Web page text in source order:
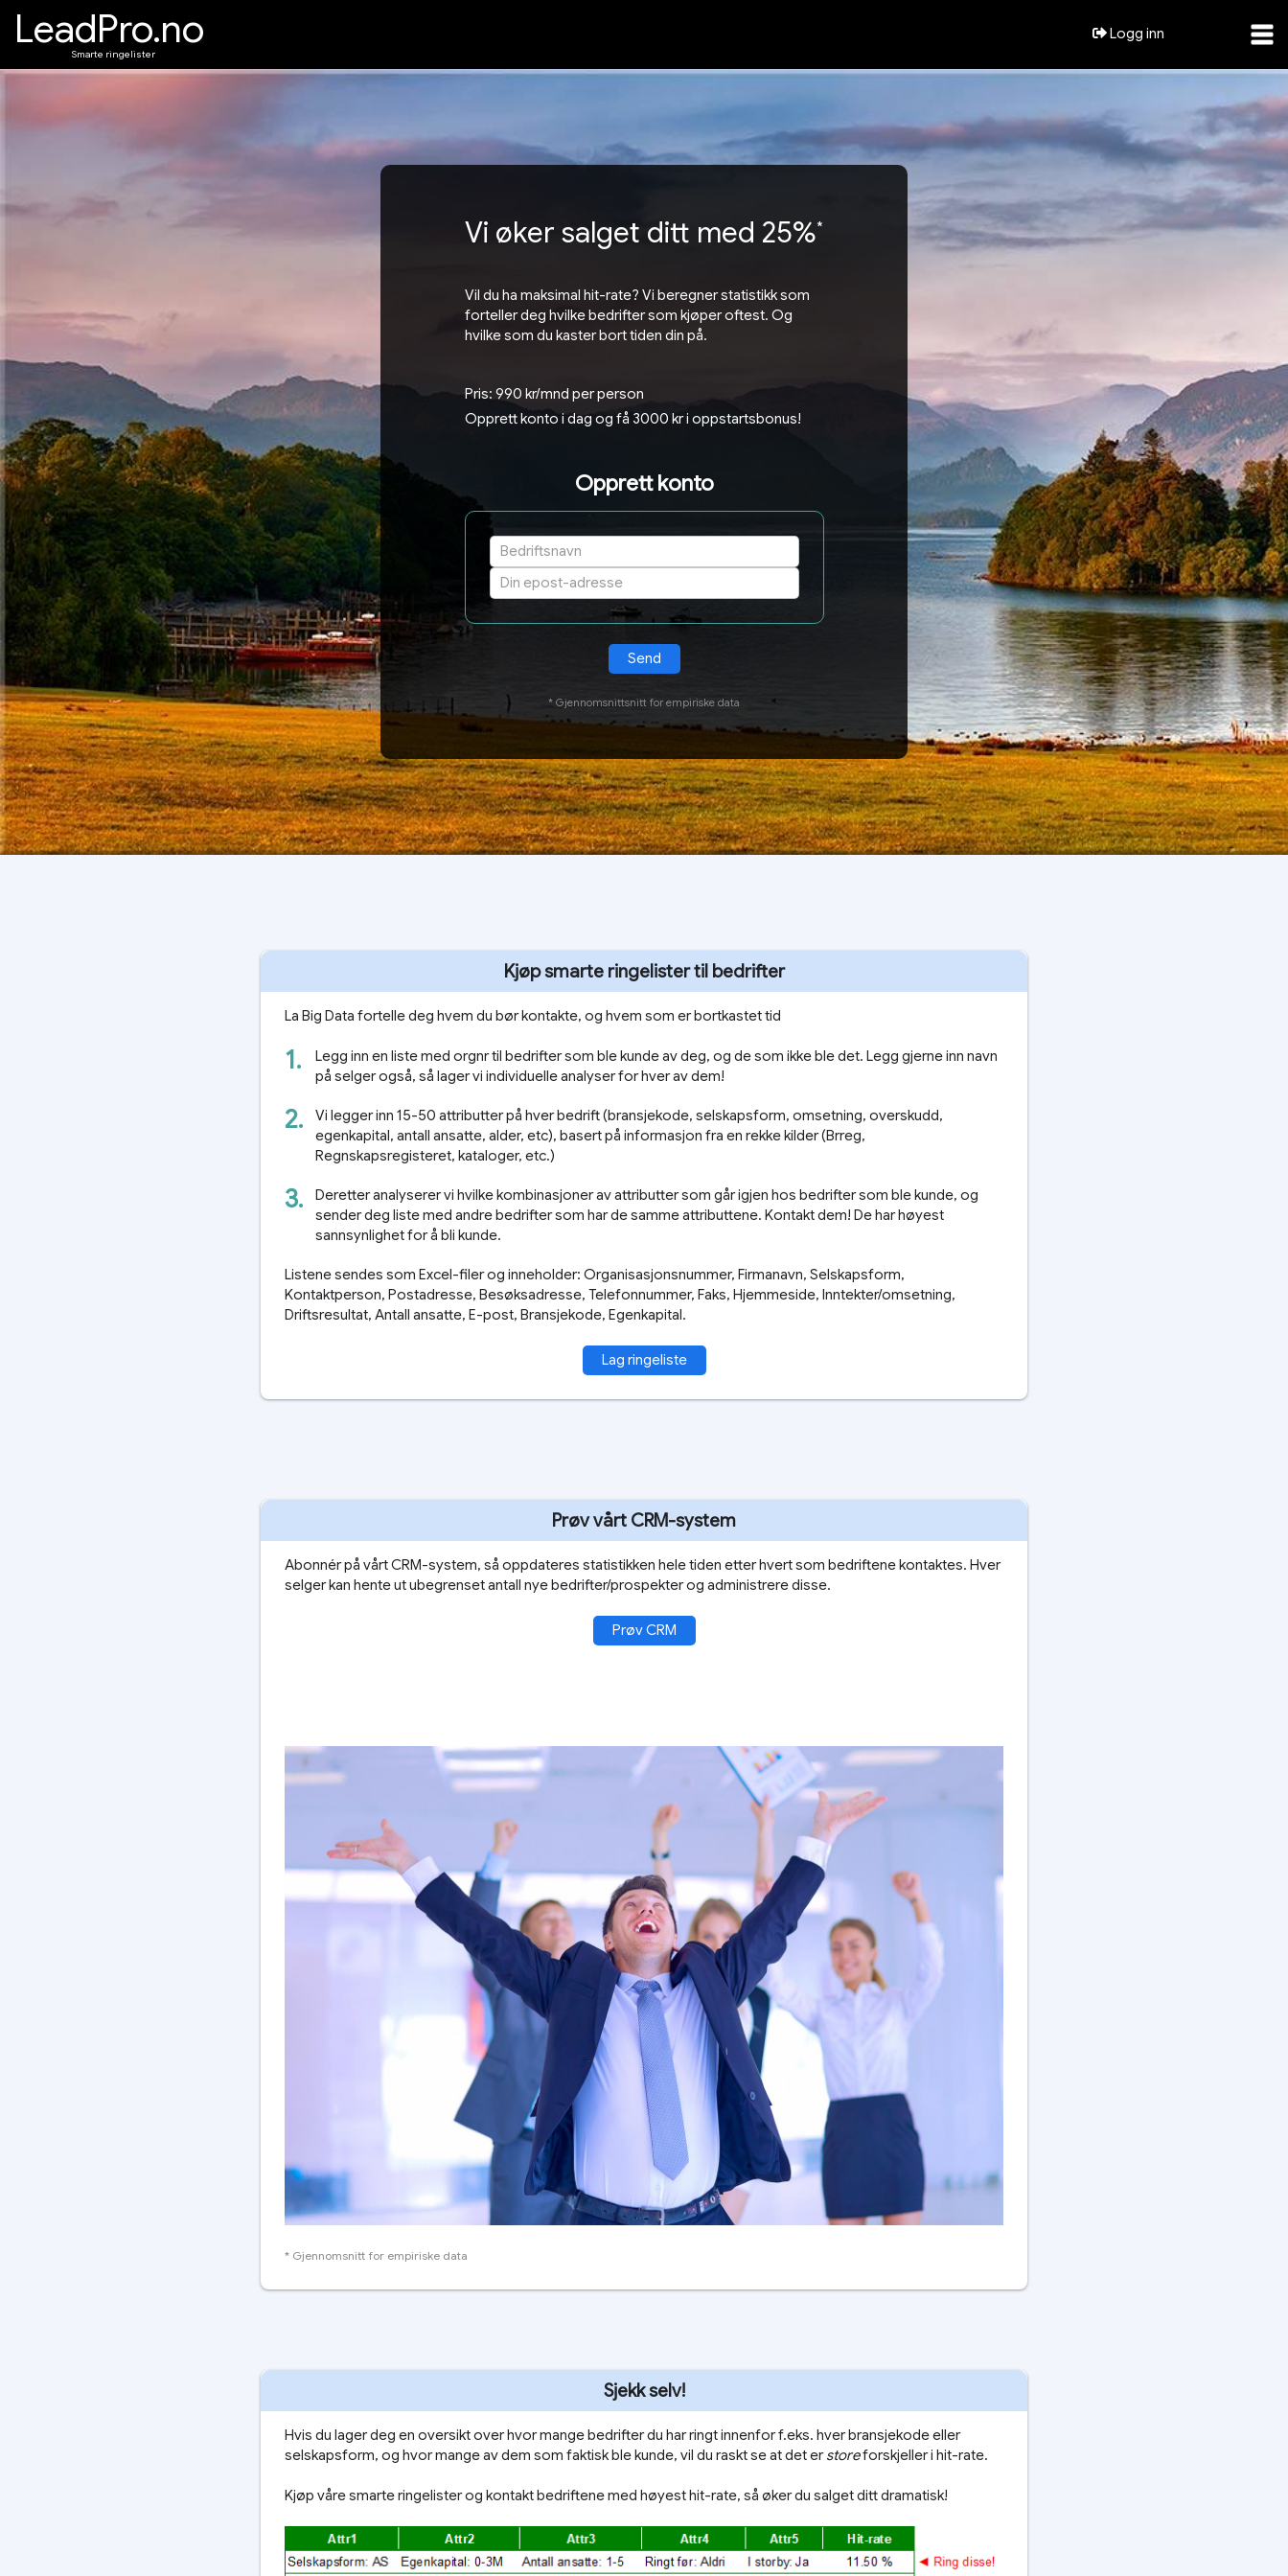
LeadPro.no
Smarte ringelister
Logg inn
Vi øker salget ditt med 25%*
Vil du ha maksimal hit-rate? Vi beregner statistikk som
forteller deg hvilke bedrifter som kjøper oftest. Og
hvilke som du kaster bort tiden din på.
Pris: 990 kr/mnd per person
Opprett konto i dag og få 3000 kr i oppstartsbonus!
Opprett konto
* Gjennomsnittsnitt for empiriske data
Kjøp smarte ringelister til bedrifter
La Big Data fortelle deg hvem du bør kontakte, og hvem som er bortkastet tid
1.
Legg inn en liste med orgnr til bedrifter som ble kunde av deg, og de som ikke ble det. Legg gjerne inn navn
på selger også, så lager vi individuelle analyser for hver av dem!
2.
Vi legger inn 15-50 attributter på hver bedrift (bransjekode, selskapsform, omsetning, overskudd,
egenkapital, antall ansatte, alder, etc), basert på informasjon fra en rekke kilder (Brreg,
Regnskapsregisteret, kataloger, etc.)
3.
Deretter analyserer vi hvilke kombi­nasjoner av attributter som går igjen hos bedrifter som ble kunde, og
sender deg liste med andre bedrifter som har de samme attributtene. Kontakt dem! De har høyest
sannsynlighet for å bli kunde.
Listene sendes som Excel-filer og inneholder: Organisasjonsnummer, Firmanavn, Selskapsform,
Kontaktperson, Postadresse, Besøksadresse, Telefonnummer, Faks, Hjemmeside, Inntekter/omsetning,
Driftsresultat, Antall ansatte, E-post, Bransjekode, Egenkapital.
Lag ringeliste
Prøv vårt CRM-system
Abonnér på vårt CRM-system, så oppdateres statistikken hele tiden etter hvert som bedriftene kontaktes. Hver
selger kan hente ut ubegrenset antall nye bedrifter/prospekter og administrere disse.
Prøv CRM
* Gjennomsnitt for empiriske data
Sjekk selv!
Hvis du lager deg en oversikt over hvor mange bedrifter du har ringt innenfor f.eks. hver bransjekode eller
selskapsform, og hvor mange av dem som faktisk ble kunde, vil du raskt se at det erstoreforskjeller i hit-rate.
Kjøp våre smarte ringelister og kontakt bedriftene med høyest hit-rate, så øker du salget ditt dramatisk!